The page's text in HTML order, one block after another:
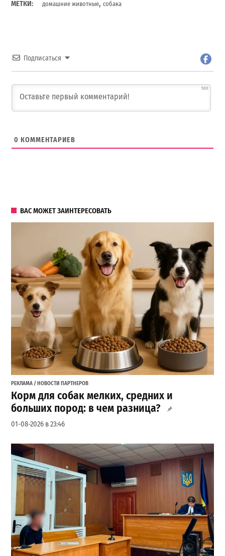
МЕТКИ: домашние животные,собака
Подписаться
500
0 КОММЕНТАРИЕВ
ВАС МОЖЕТ ЗАИНТЕРЕСОВАТЬ
РЕКЛАМА / НОВОСТИ ПАРТНЕРОВ
Корм для собак мелких, средних и
больших пород: в чем разница?
01-08-2026 в 23:46